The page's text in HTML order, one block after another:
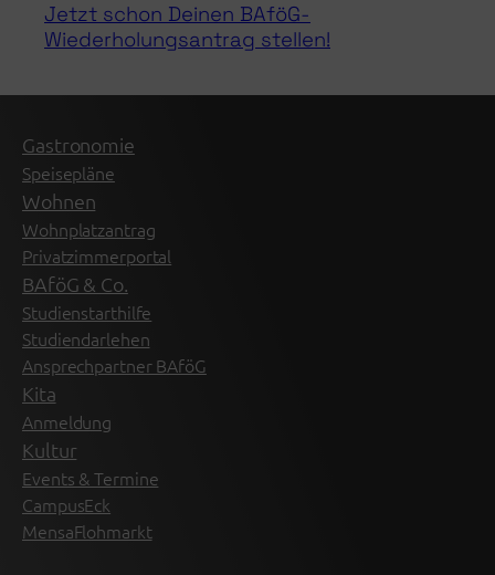
Jetzt schon Deinen BAföG-
Wiederholungsantrag stellen!
Gastronomie
Speisepläne
Wohnen
Wohnplatzantrag
Privatzimmerportal
BAföG & Co.
Studienstarthilfe
Studiendarlehen
Ansprechpartner BAföG
Kita
Anmeldung
Kultur
Events & Termine
CampusEck
MensaFlohmarkt